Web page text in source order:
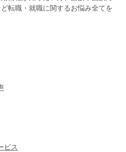
転職・就職に関するお悩み全てを
ビス